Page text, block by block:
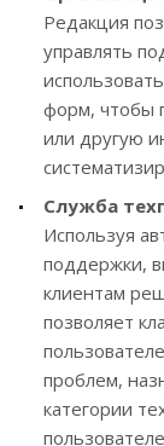
Редакция
управлять
форм, чтобы
или другую
Служба
Используя
поддержки,
клиентам
позволяет
проблем,
категории